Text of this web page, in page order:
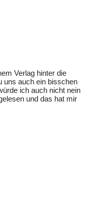
Verlag hinter die
auch ein bisschen
ich auch nicht nein
und das hat mir